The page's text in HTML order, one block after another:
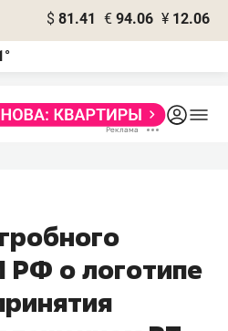
$ 81.41 € 94.06 ¥ 12.06
о логотипе